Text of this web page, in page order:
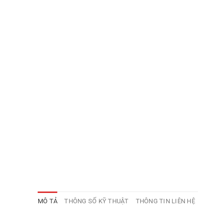
MÔ TẢ THÔNG SỐ KỸ THUẬT THÔNG TIN LIÊN HỆ